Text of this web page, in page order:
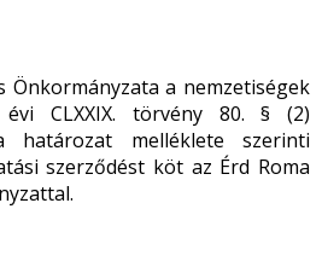
Önkormányzata a nemzetiségek
CLXXIX. törvény 80. § (2)
határozat melléklete szerinti
szerződést köt az Érd Roma